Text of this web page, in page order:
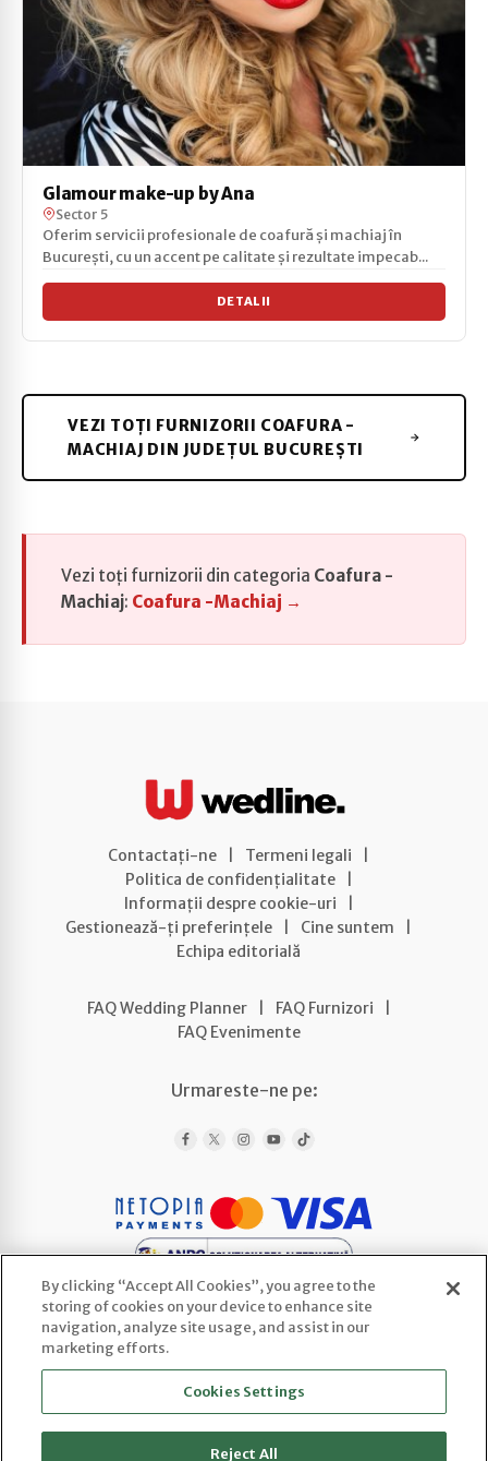
Glamour make-up by Ana
Sector 5
Oferim servicii profesionale de coafură și machiaj în
București, cu un accent pe calitate și rezultate impecab...
DETALII
VEZI TOȚI FURNIZORII COAFURA -
MACHIAJ DIN JUDEȚUL BUCUREȘTI
Vezi toți furnizorii din categoria Coafura -
Machiaj: Coafura -Machiaj →
Contactați-ne Termeni legali
Politica de confidențialitate
Informații despre cookie-uri
Gestionează-ți preferințele
Cine suntem
Echipa editorială
FAQ Wedding Planner FAQ Furnizori
FAQ Evenimente
Urmareste-ne pe:
WEDLINE AGENCY SRL
CUI: 52443922 | Reg. Com.: J2025066800003
Sediu social: Str. Ploscaru 29 Cod 117716,
Enculesti, Jud. Argeș
By clicking “Accept All Cookies”, you agree to the
storing of cookies on your device to enhance site
navigation, analyze site usage, and assist in our
marketing efforts.
Cookies Settings
Reject All